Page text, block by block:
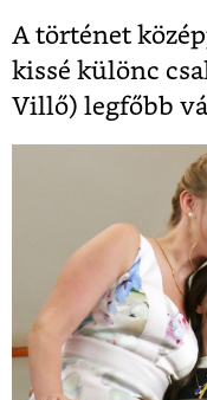
A történet
kissé különc
Villő) legfőbb